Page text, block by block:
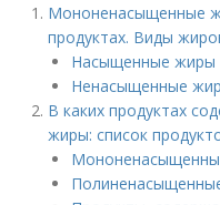
Мононенасыщенные
продуктах. Виды
Насыщенные жиры
Ненасыщенные
В каких продуктах
жиры: список